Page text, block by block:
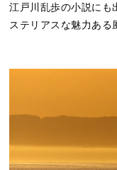
江戸川乱歩の小説にも
ステリアスな魅力ある